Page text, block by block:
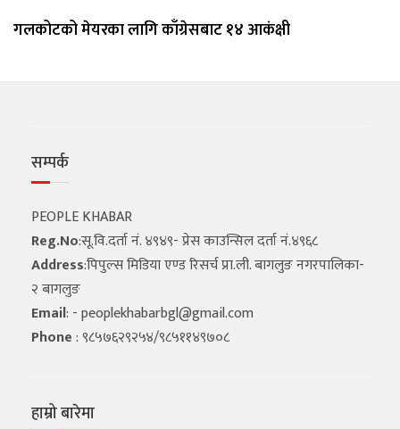
गलकोटको मेयरका लागि काँग्रेसबाट १४ आकंक्षी
सम्पर्क
PEOPLE KHABAR
Reg.No:सू.वि.दर्ता नं. ४९४९- प्रेस काउन्सिल दर्ता नं.४९६८
Address:पिपुल्स मिडिया एण्ड रिसर्च प्रा.ली. बागलुङ नगरपालिका-
२ बागलुङ
Email: -peoplekhabarbgl@gmail.com
Phone: ९८५७६२९२५४/९८५११४९७०८
हाम्रो बारेमा